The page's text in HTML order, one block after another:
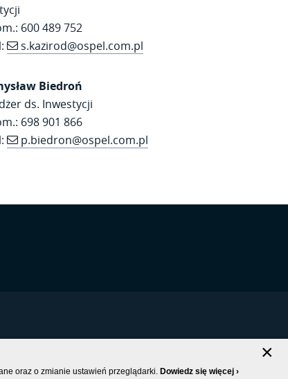
600 489 752
s.kazirod@ospel.com.pl
Biedroń
ds. Inwestycji
698 901 866
p.biedron@ospel.com.pl
oraz o zmianie ustawień przeglądarki. Dowiedz się więcej ›
×